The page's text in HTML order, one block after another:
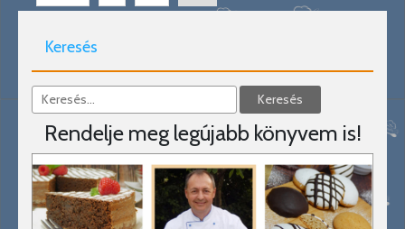
Keresés
Rendelje meg legújabb könyvem is!